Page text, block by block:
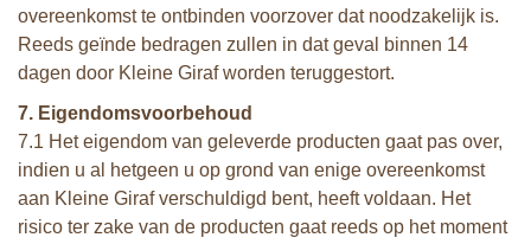
overeenkomst te ontbinden voorzover dat noodzakelijk is.
Reeds geïnde bedragen zullen in dat geval binnen 14
dagen door Kleine Giraf worden teruggestort.
7. Eigendomsvoorbehoud
7.1 Het eigendom van geleverde producten gaat pas over,
indien u al hetgeen u op grond van enige overeenkomst
aan Kleine Giraf verschuldigd bent, heeft voldaan. Het
risico ter zake van de producten gaat reeds op het moment